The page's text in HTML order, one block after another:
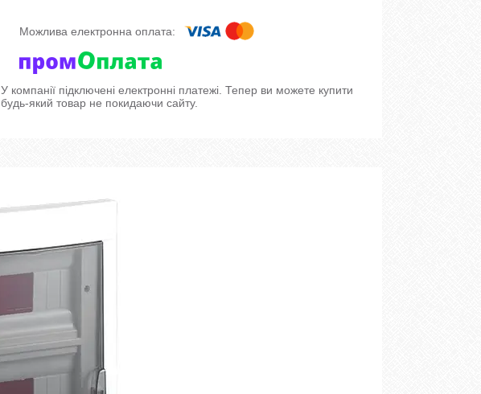
У компанії підключені електронні платежі. Тепер ви можете купити
будь-який товар не покидаючи сайту.